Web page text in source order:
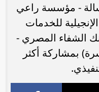
- مؤسسة راعي
للخدمات
الشفاء المصري -
بمشاركة أكثر